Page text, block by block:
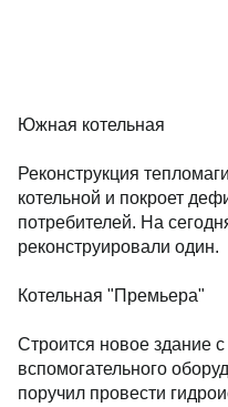
Южная котельная
Реконструкция
котельной и покроет
потребителей. На
реконструировали один.
Котельная "Премьера"
Строится новое здание
вспомогательного
поручил провести